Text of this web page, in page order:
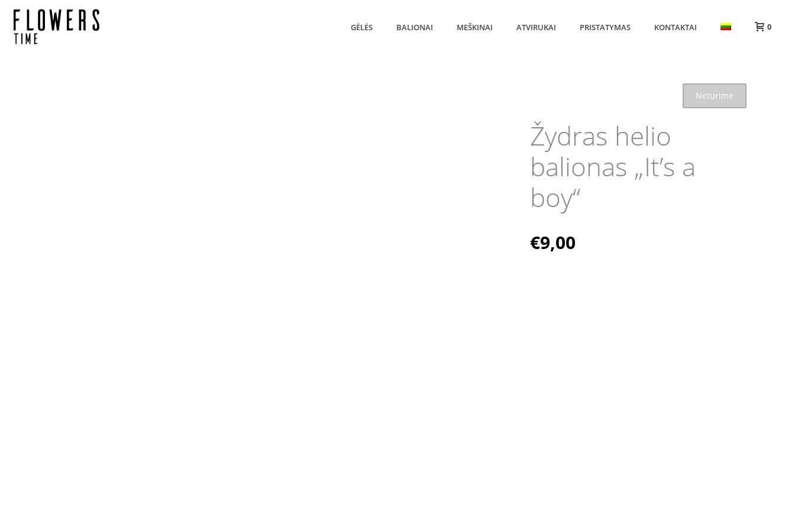
GĖLĖS BALIONAI MEŠKINAI ATVIRUKAI PRISTATYMAS KONTAKTAI 0
Neturime
Žydras helio
balionas „It’s a
boy“
€9,00